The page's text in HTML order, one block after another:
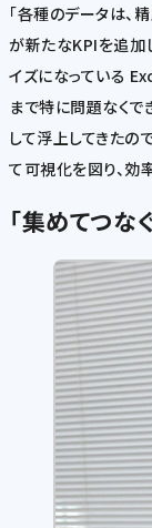
「各種のデータは、
が新たなKPIを追加
イズになっている
まで特に問題なくで
して浮上してきたの
て可視化を図り、効
「集めてつな